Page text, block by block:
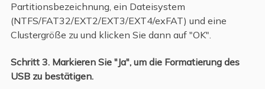
Partitionsbezeichnung, ein Dateisystem
(NTFS/FAT32/EXT2/EXT3/EXT4/exFAT) und eine
Clustergröße zu und klicken Sie dann auf "OK".
Schritt 3. Markieren Sie "Ja", um die Formatierung des
USB zu bestätigen.